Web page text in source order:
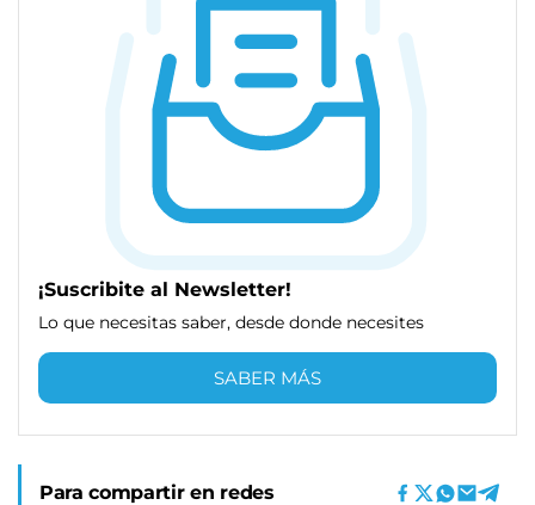
¡Suscribite al Newsletter!
Lo que necesitas saber, desde donde necesites
SABER MÁS
Para compartir en redes